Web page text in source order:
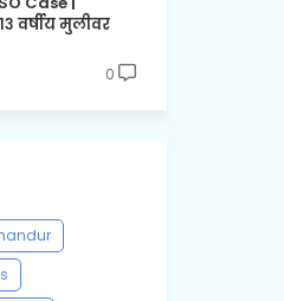
वर्षीय मुलीवर
0